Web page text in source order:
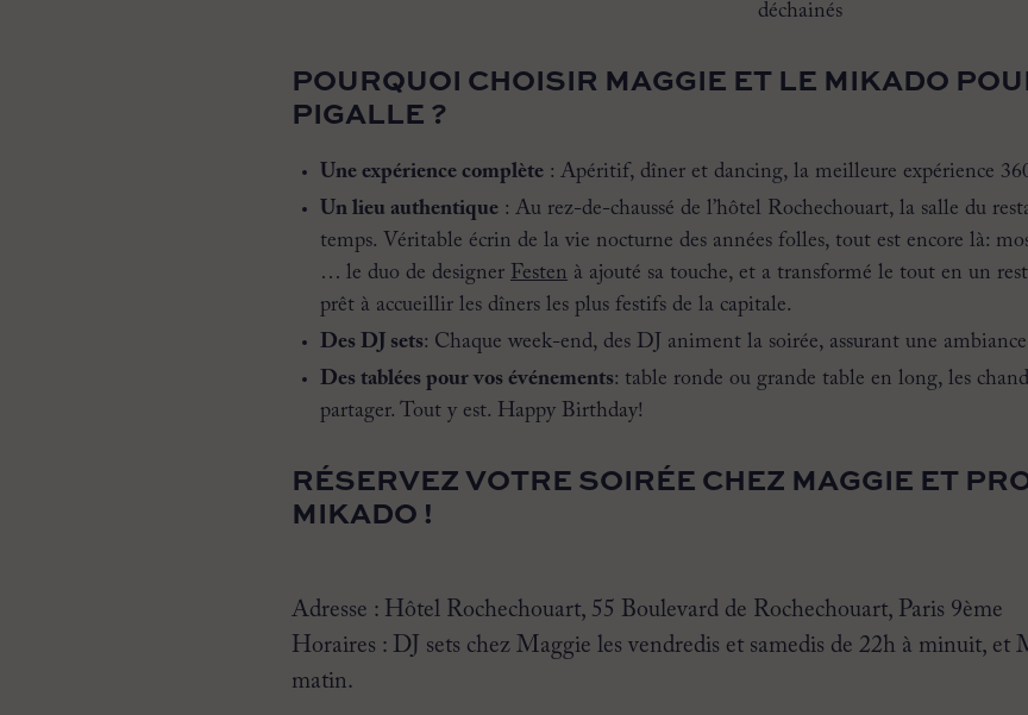
déchainés
POURQUOI CHOISIR MAGGIE ET LE MIKADO
PIGALLE ?
Une expérience complète : Apéritif, dîner et dancing, la meilleure expérience
Un lieu authentique : Au rez-de-chaussé de l’hôtel Rochechouart, la salle du
temps. Véritable écrin de la vie nocturne des années folles, tout est encore là:
… le duo de designer Festen à ajouté sa touche, et a transformé le tout en un
prêt à accueillir les dîners les plus festifs de la capitale.
Des DJ sets: Chaque week-end, des DJ animent la soirée, assurant une
Des tablées pour vos événements: table ronde ou grande table en long, les
partager. Tout y est. Happy Birthday!
RÉSERVEZ VOTRE SOIRÉE CHEZ MAGGIE ET
MIKADO !
Adresse : Hôtel Rochechouart, 55 Boulevard de Rochechouart, Paris 9ème
Horaires : DJ sets chez Maggie les vendredis et samedis de 22h à minuit, et
matin.